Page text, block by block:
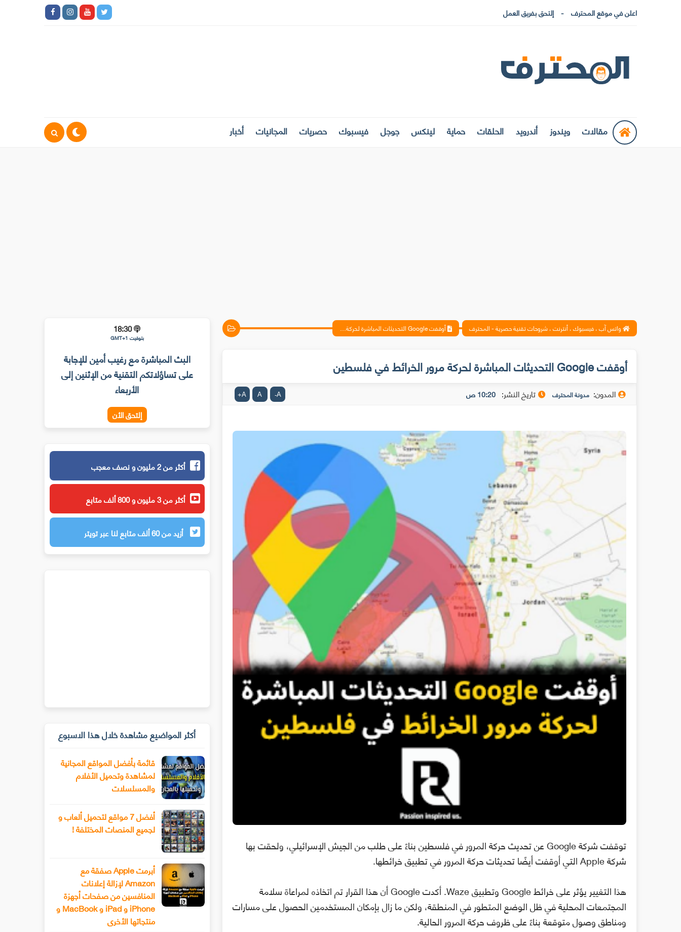
اعلن في موقع المحترف إلتحق بفريق العمل
مقالات ويندوز أندرويد الحلقات حماية لينكس جوجل فيسبوك حصريات المجانيات أخبار
واتس آب ، فيسبوك ، أنترنت ، شروحات تقنية حصرية - المحترف أوقفت Google التحديثات المباشرة لحركة مرور الخرائط في فلسطين
أوقفت Google التحديثات المباشرة لحركة مرور الخرائط في فلسطين
المدون: مدونة المحترف تاريخ النشر: 10:20 ص A
-
A
A
+
توقفت شركة Google عن تحديث حركة المرور في فلسطين بناءً على طلب من الجيش الإسرائيلي، ولحقت بها
شركة Apple التي أوقفت أيضًا تحديثات حركة المرور في تطبيق خرائطها.
هذا التغيير يؤثر على خرائط Google وتطبيق Waze. أكدت Google أن هذا القرار تم اتخاذه لمراعاة سلامة
المجتمعات المحلية في ظل الوضع المتطور في المنطقة، ولكن ما زال بإمكان المستخدمين الحصول على مسارات
ومناطق وصول متوقعة بناءً على ظروف حركة المرور الحالية.
18:30
بتوقيت GMT+1
البث المباشرة مع رغيب أمين للإجابة
على تساؤلاتكم التقنية من الإثنين إلى
الأربعاء
إلتحق الأن
أكثر من 2 مليون و نصف معجب
أكثر من 3 مليون و 800 ألف متابع
أزيد من 60 ألف متابع لنا عبر تويتر
أكثر المواضيع مشاهدة خلال هذا الاسبوع
قائمة بأفضل المواقع المجانية
لمشاهدة وتحميل الأفلام
والمسلسلات
أفضل 7 مواقع لتحميل ألعاب و
لجميع المنصات المختلفة !
أبرمت Apple صفقة مع
Amazon لإزالة إعلانات
المنافسين من صفحات أجهزة
iPhone و iPad و MacBook و
منتجاتها الأخرى